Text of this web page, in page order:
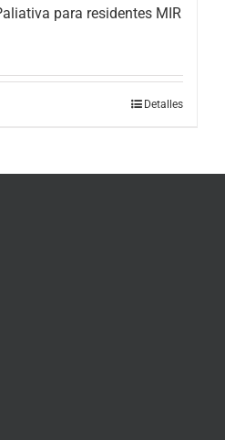
para residentes MIR
Detalles